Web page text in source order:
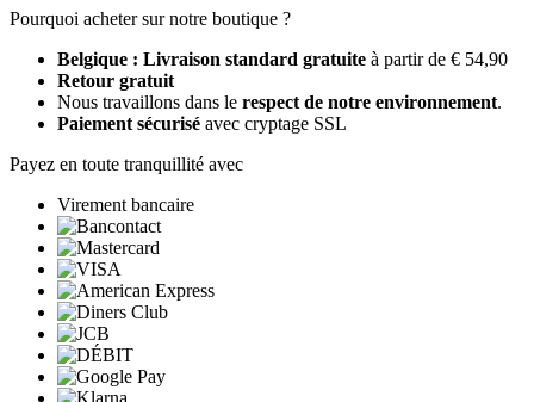
Pourquoi acheter sur notre boutique ?
Belgique : Livraison standard gratuite à partir de € 54,90
Retour gratuit
Nous travaillons dans le respect de notre environnement.
Paiement sécurisé avec cryptage SSL
Payez en toute tranquillité avec
Virement bancaire